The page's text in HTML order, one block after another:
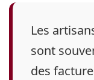
Les
sont
des